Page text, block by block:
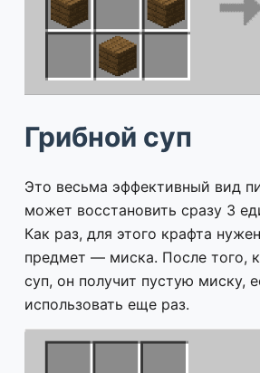
Грибной суп
Это весьма эффективный вид
может восстановить сразу 3
Как раз, для этого крафта
предмет — миска. После того,
суп, он получит пустую миску,
использовать еще раз.